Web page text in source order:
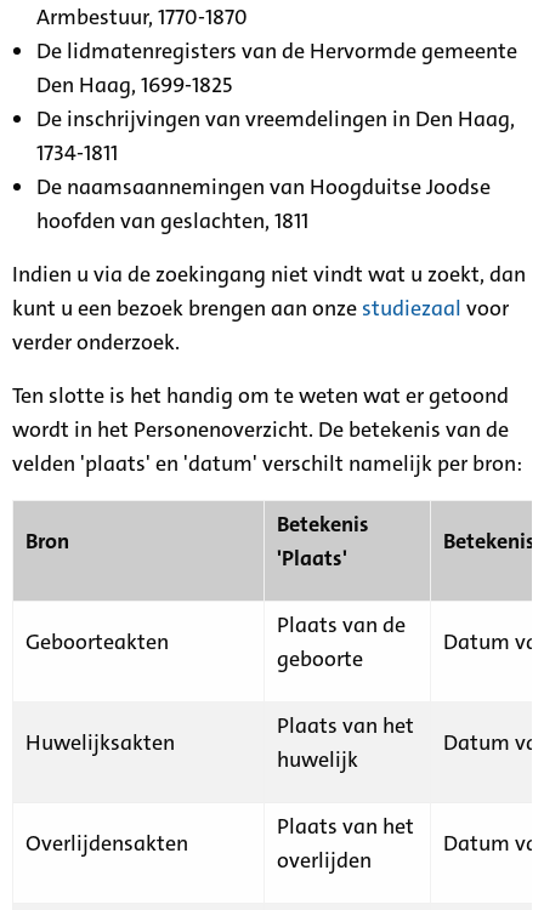
Armbestuur, 1770-1870
De lidmatenregisters van de Hervormde gemeente
Den Haag, 1699-1825
De inschrijvingen van vreemdelingen in Den Haag,
1734-1811
De naamsaannemingen van Hoogduitse Joodse
hoofden van geslachten, 1811
Indien u via de zoekingang niet vindt wat u zoekt, dan
kunt u een bezoek brengen aan onze studiezaal voor
verder onderzoek.
Ten slotte is het handig om te weten wat er getoond
wordt in het Personenoverzicht. De betekenis van de
velden 'plaats' en 'datum' verschilt namelijk per bron:
Bron
Betekenis
'Plaats'
Geboorteakten
Plaats van de
geboorte
Datum
Huwelijksakten
Plaats van het
huwelijk
Datum
Overlijdensakten
Plaats van het
overlijden
Datum